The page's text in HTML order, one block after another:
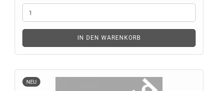
IN DEN WARENKORB
NEU